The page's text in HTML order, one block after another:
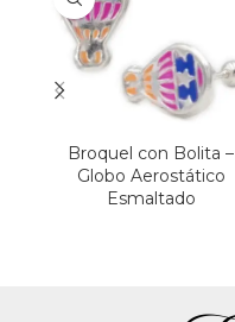
Broquel con Bolita –
Globo Aerostático
Esmaltado